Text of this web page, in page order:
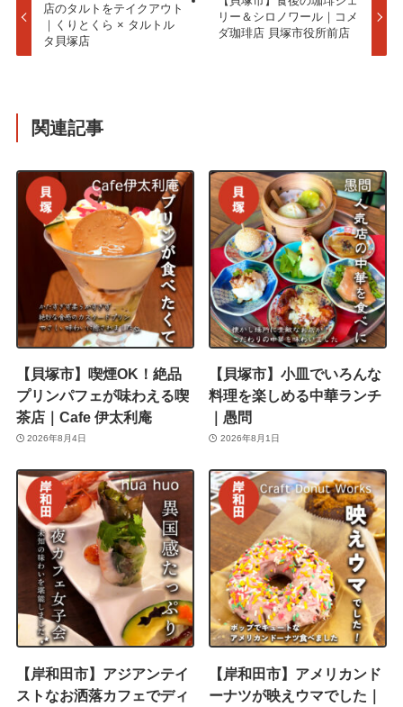
店のタルトをテイクアウト
｜くりとくら × タルトル
タ貝塚店
リー＆シロノワール｜コメ
ダ珈琲店 貝塚市役所前店
関連記事
【貝塚市】喫煙OK！絶品
プリンパフェが味わえる喫
茶店｜Cafe 伊太利庵
2026年8月4日
【貝塚市】小皿でいろんな
料理を楽しめる中華ランチ
｜愚問
2026年8月1日
【岸和田市】アジアンテイ
ストなお洒落カフェでディ
【岸和田市】アメリカンド
ーナツが映えウマでした｜